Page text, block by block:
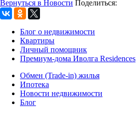
Вернуться в Новости Поделиться:
Блог о недвижимости
Квартиры
Личный помощник
Премиум-дома Иволга Residences
Обмен (Trade-in) жилья
Ипотека
Новости недвижимости
Блог